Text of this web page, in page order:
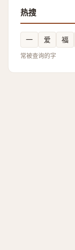
热搜
一 爱 福
常被查询的字